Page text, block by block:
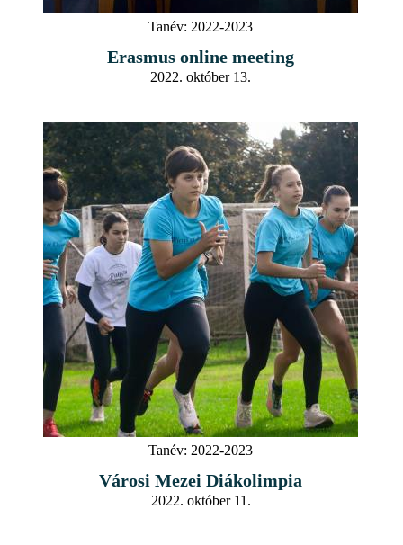
Tanév: 2022-2023
Erasmus online meeting
2022. október 13.
Tanév: 2022-2023
Városi Mezei Diákolimpia
2022. október 11.